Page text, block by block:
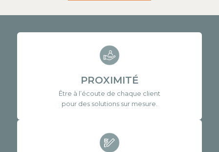
PROXIMITÉ
Être à l’écoute de chaque client
pour des solutions sur mesure.